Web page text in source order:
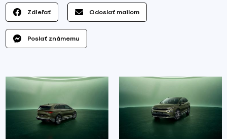
Zdieľať Odoslať mailom
Poslať známemu